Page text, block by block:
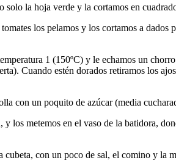
la hoja verde y la cortamos en
los pelamos y los cortamos a
1 (150ºC) y le echamos un
Cuando estén dorados retiramos los
con un poquito de azúcar (media
los metemos en el vaso de la batidora,
con un poco de sal, el comino y la